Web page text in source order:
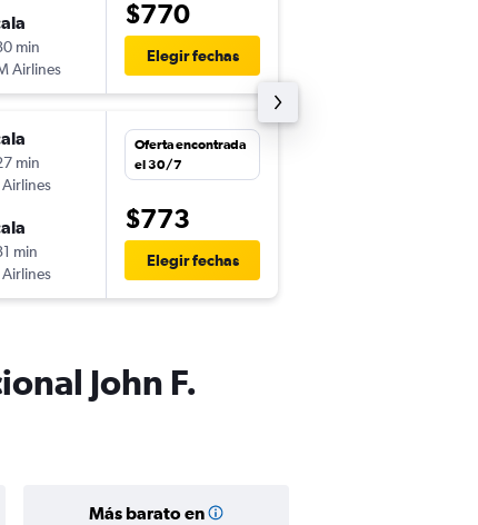
min
Airlines
$770
Elegir fechas
min
min
Oferta encontrada
el 30/7
$773
Elegir fechas
John F.
Más barato en